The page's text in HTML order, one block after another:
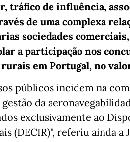
tráfico de influência,
de uma complexa
sociedades
a participação nos
em Portugal, no
públicos incidem na
da
exclusivamente ao
(DECIR)", referiu ainda a